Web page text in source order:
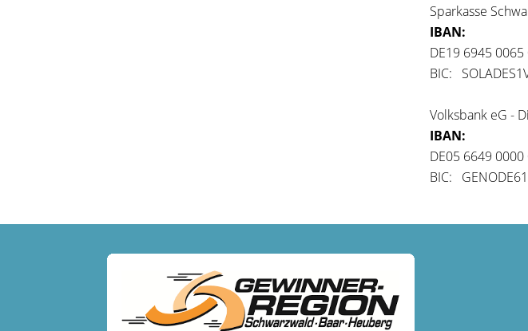
Sparkasse
IBAN:
DE19 6945
BIC:
Volksbank eG -
IBAN:
DE05 6649
BIC: